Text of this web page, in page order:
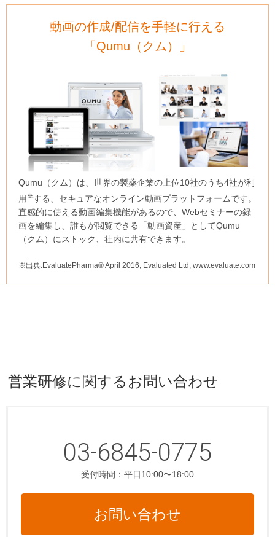
動画の作成/配信を手軽に行える
「Qumu（クム）」
Qumu（クム）は、世界の製薬企業の上位10社のうち4社が利
用 ※する、セキュアなオンライン動画プラットフォームです。
直感的に使える動画編集機能があるので、Webセミナーの録
画を編集し、誰もが閲覧できる「動画資産」としてQumu
（クム）にストック、社内に共有できます。
※出典:EvaluatePharma® April 2016, Evaluated Ltd, www.evaluate.com
営業研修に関するお問い合わせ
03-6845-0775
受付時間：平日10:00〜18:00
お問い合わせ